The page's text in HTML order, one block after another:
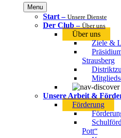
Menu
Start– Unsere Dienste
Der Club– Über uns
Über uns
Ziele &
Strausberg
Unsere Arbeit &
Förderung
Pott“